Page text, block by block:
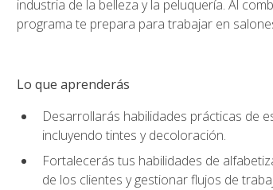
industria de la belleza y la peluquería. Al
programa te prepara para trabajar en
Lo que aprenderás
Desarrollarás habilidades prácticas de
incluyendo tintes y decoloración.
Fortalecerás tus habilidades de
de los clientes y gestionar flujos de